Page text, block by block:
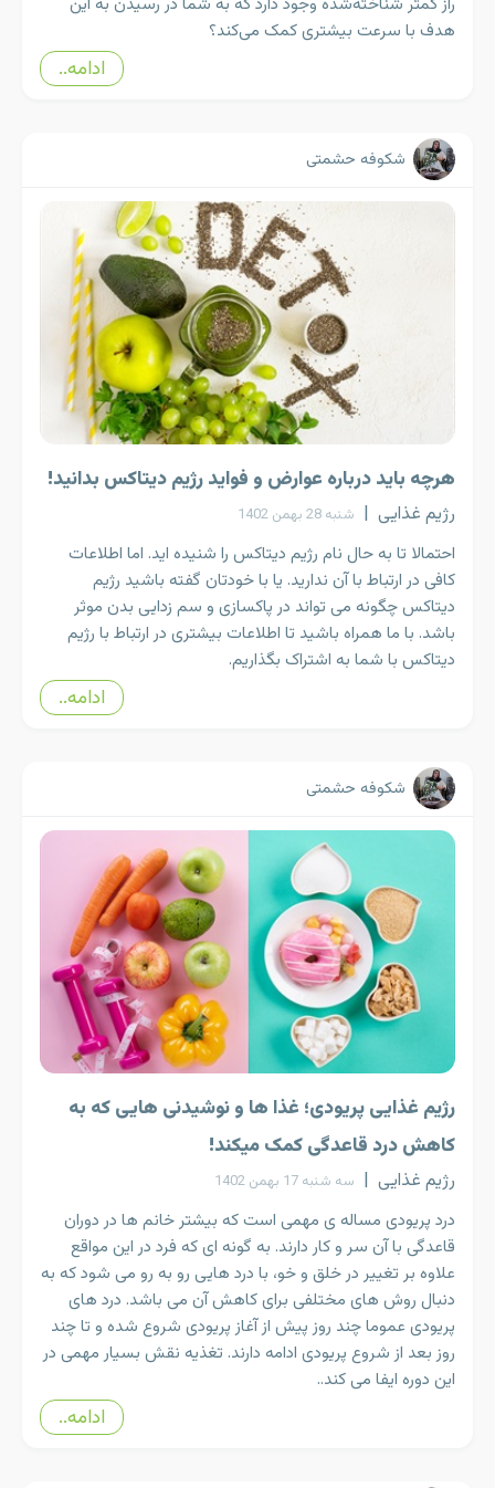
هدف با سرعت بیشتری کمک می‌کند؟
ادامه..
شکوفه حشمتی
هرچه باید درباره عوارض و فواید رژیم دیتاکس بدانید!
رژیم غذایی | شنبه 28 بهمن 1402
احتمالا تا به حال نام رژیم دیتاکس را شنیده اید. اما اطلاعات
کافی در ارتباط با آن ندارید. یا با خودتان گفته باشید رژیم
دیتاکس چگونه می تواند در پاکسازی و سم زدایی بدن موثر
باشد. با ما همراه باشید تا اطلاعات بیشتری در ارتباط با رژیم
دیتاکس با شما به اشتراک بگذاریم.
ادامه..
شکوفه حشمتی
رژیم غذایی پریودی؛ غذا ها و نوشیدنی هایی که به
کاهش درد قاعدگی کمک میکند!
رژیم غذایی | سه شنبه 17 بهمن 1402
درد پریودی مساله ی مهمی است که بیشتر خانم ها در دوران
قاعدگی با آن سر و کار دارند. به گونه ای که فرد در این مواقع
علاوه بر تغییر در خلق و خو، با درد هایی رو به رو می شود که به
دنبال روش های مختلفی برای کاهش آن می باشد. درد های
پریودی عموما چند روز پیش از آغاز پریودی شروع شده و تا چند
روز بعد از شروع پریودی ادامه دارند. تغذیه نقش بسیار مهمی در
این دوره ایفا می کند..
ادامه..